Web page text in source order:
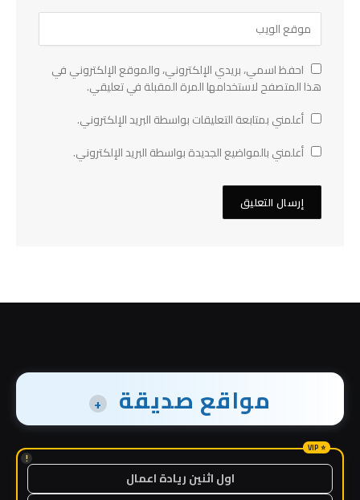
احفظ اسمي، بريدي الإلكتروني، والموقع الإلكتروني في
هذا المتصفح لاستخدامها المرة المقبلة في تعليقي.
أعلمني بمتابعة التعليقات بواسطة البريد الإلكتروني.
أعلمني بالمواضيع الجديدة بواسطة البريد الإلكتروني.
مواقع صديقة +
!
اول اثنين ريادة اعمال